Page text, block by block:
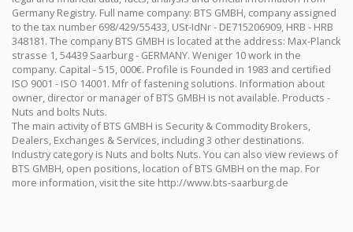
Germany Registry. Full name company: BTS GMBH, company assigned
to the tax number 698/429/55433, USt-IdNr - DE715206909, HRB - HRB
348181. The company BTS GMBH is located at the address: Max-Planck
strasse 1, 54439 Saarburg - GERMANY. Weniger 10 work in the
company. Capital - 515, 000€. Profile is Founded in 1983 and certified
ISO 9001 - ISO 14001. Mfr of fastening solutions. Information about
owner, director or manager of BTS GMBH is not available. Products -
Nuts and bolts Nuts.
The main activity of BTS GMBH is Security & Commodity Brokers,
Dealers, Exchanges & Services, including 3 other destinations.
Industry category is Nuts and bolts Nuts. You can also view reviews of
BTS GMBH, open positions, location of BTS GMBH on the map. For
more information, visit the site http://www.bts-saarburg.de